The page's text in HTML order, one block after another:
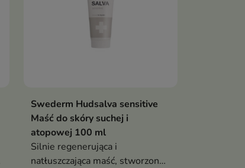
Dodaj do koszyka
Swederm Hudsalva sensitive
Maść do skóry suchej i
atopowej 100 ml
Silnie regenerująca i
natłuszczająca maść, stworzona